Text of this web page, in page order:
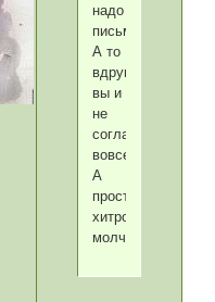
надо
письменно!
А то
вдруг
вы и
не
соглашаетесь
вовсе?
А
просто
хитро
молчите?